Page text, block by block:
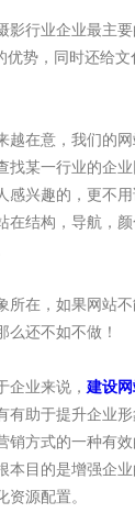
行业企业最主
势，同时还给
在意，我们的网
某一行业的企
兴趣的，更不
结构，导航，
，如果网站不
还不如不做！
业来说， 建设
助于提升企业
方式的一种有
目的是增强企
源配置。